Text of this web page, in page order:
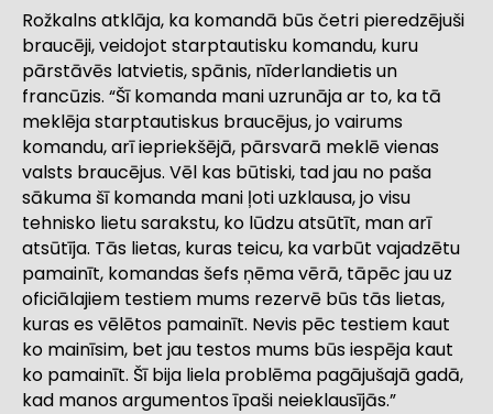
Rožkalns atklāja, ka komandā būs četri pieredzējuši
braucēji, veidojot starptautisku komandu, kuru
pārstāvēs latvietis, spānis, nīderlandietis un
francūzis. “Šī komanda mani uzrunāja ar to, ka tā
meklēja starptautiskus braucējus, jo vairums
komandu, arī iepriekšējā, pārsvarā meklē vienas
valsts braucējus. Vēl kas būtiski, tad jau no paša
sākuma šī komanda mani ļoti uzklausa, jo visu
tehnisko lietu sarakstu, ko lūdzu atsūtīt, man arī
atsūtīja. Tās lietas, kuras teicu, ka varbūt vajadzētu
pamainīt, komandas šefs ņēma vērā, tāpēc jau uz
oficiālajiem testiem mums rezervē būs tās lietas,
kuras es vēlētos pamainīt. Nevis pēc testiem kaut
ko mainīsim, bet jau testos mums būs iespēja kaut
ko pamainīt. Šī bija liela problēma pagājušajā gadā,
kad manos argumentos īpaši neieklausījās.”